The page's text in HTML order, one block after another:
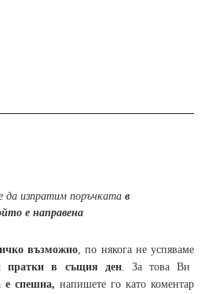
да изпратим поръчката в
е направена
възможно , по някога не успяваме
пратки в същия ден. За това Ви
е спешна, напишете го като коментар